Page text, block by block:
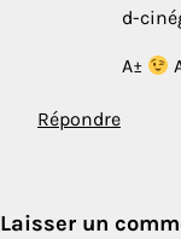
d-
A±
Répondre
Laisser un